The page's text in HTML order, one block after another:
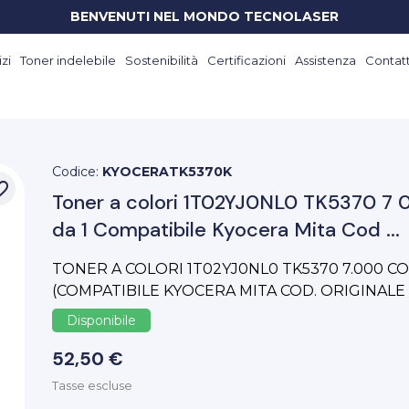
BENVENUTI NEL MONDO TECNOLASER
Toner indelebile Sostenibilità Certificazioni Assistenza
Codice: KYOCERATK5370K
Toner a colori 1T02YJ0NL0 TK5370
da 1 Compatibile Kyocera Mita Cod ...
TONER A COLORI 1T02YJ0NL0 TK5370 7.000
(COMPATIBILE KYOCERA MITA COD.
Disponibile
52,50 €
Tasse escluse